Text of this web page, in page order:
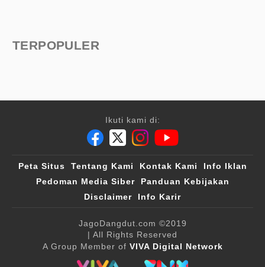
TERPOPULER
Ikuti kami di:
Peta Situs Tentang Kami Kontak Kami
Info Iklan
Pedoman Media Siber
Panduan Kebijakan
Disclaimer
Info Karir
JagoDangdut.com ©2019
| All Rights Reserved
A Group Member of VIVA Digital Network